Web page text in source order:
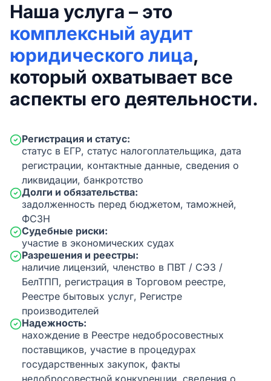
Наша услуга – это
комплексный аудит
юридического лица,
который охватывает все
аспекты его деятельности.
Регистрация и статус:
статус в ЕГР, статус налогоплательщика, дата
регистрации, контактные данные, сведения о
ликвидации, банкротство
Долги и обязательства:
задолженность перед бюджетом, таможней,
ФСЗН
Судебные риски:
участие в экономических судах
Разрешения и реестры:
наличие лицензий, членство в ПВТ / СЭЗ /
БелТПП, регистрация в Торговом реестре,
Реестре бытовых услуг, Регистре
производителей
Надежность:
нахождение в Реестре недобросовестных
поставщиков, участие в процедурах
государственных закупок, факты
недобросовестной конкуренции, сведения о